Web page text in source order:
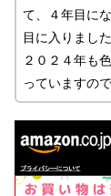
て、４年目に
目に入りました
２０２４年も
っていますの